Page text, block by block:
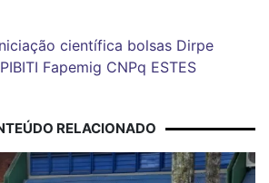
científica bolsas Dirpe
PIBITI Fapemig CNPq ESTES
RELACIONADO